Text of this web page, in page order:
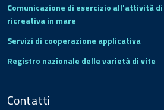
Comunicazione di esercizio all'attività
ricreativa in mare
Servizi di cooperazione applicativa
Registro nazionale delle varietà di vite
Contatti